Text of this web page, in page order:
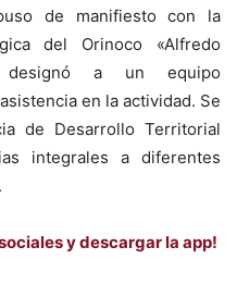
de manifiesto con la
del Orinoco «Alfredo
designó a un equipo
en la actividad. Se
de Desarrollo Territorial
integrales a diferentes
y descargar la app!